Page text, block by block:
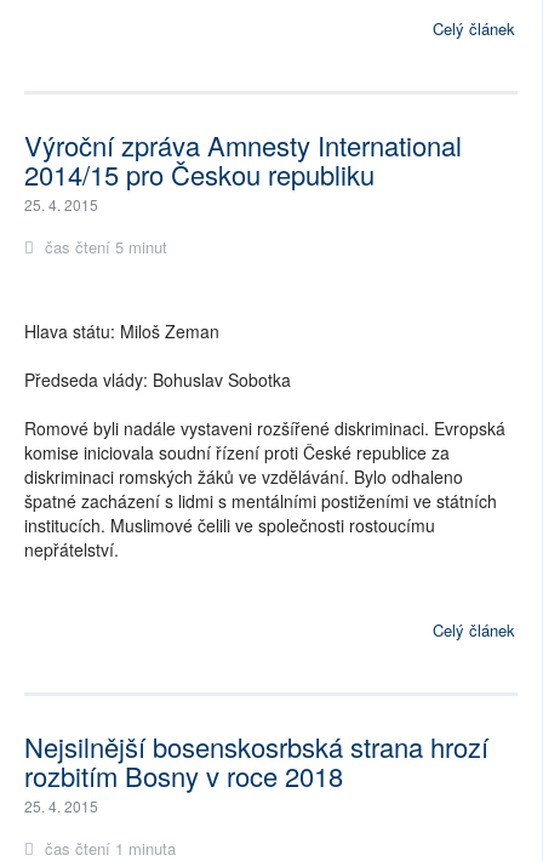
Celý článek
Výroční zpráva Amnesty International
2014/15 pro Českou republiku
25. 4. 2015
čas čtení 5 minut
Hlava státu: Miloš Zeman
Předseda vlády: Bohuslav Sobotka
Romové byli nadále vystaveni rozšířené diskriminaci. Evropská
komise iniciovala soudní řízení proti České republice za
diskriminaci romských žáků ve vzdělávání. Bylo odhaleno
špatné zacházení s lidmi s mentálními postiženími ve státních
institucích. Muslimové čelili ve společnosti rostoucímu
nepřátelství.
Celý článek
Nejsilnější bosenskosrbská strana hrozí
rozbitím Bosny v roce 2018
25. 4. 2015
čas čtení 1 minuta